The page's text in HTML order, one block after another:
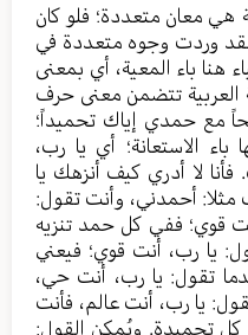
هي معان متعددة؛ فلو كان
لقد وردت وجوه متعددة في
هنا باء المعية، أي بمعنى
تتضمن معنى حرف
مع حمدي إياك تحميداً؛
باء الاستعانة؛ أي يا رب،
لا أدري كيف أنزهك يا
مثلا: أحمدني، وأنت تقول:
قوي؛ ففي كل حمد تنزيه
يا رب، أنت قوي؛ فيعني
تقول: يا رب، أنت حي،
يا رب، أنت عالم، فأنت
كل تحميدة. ويُمكن القول: